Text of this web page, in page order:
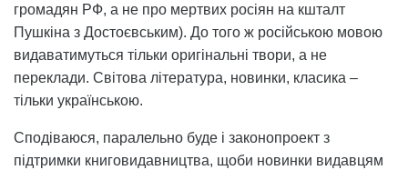
громадян РФ, а не про мертвих росіян на кшталт
Пушкіна з Достоєвським). До того ж російською мовою
видаватимуться тільки оригінальні твори, а не
переклади. Світова література, новинки, класика –
тільки українською.
Сподіваюся, паралельно буде і законопроект з
підтримки книговидавництва, щоби новинки видавцям